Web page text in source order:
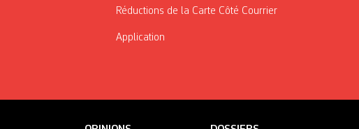
Réductions de la Carte Côté Courrier
Application